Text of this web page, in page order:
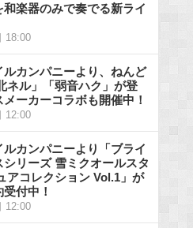
楽器のみで奏でる新ライ
18:00
ルカンパニーより、ねんど
ネル」「弱音ハク」が登
ーカーコラボも開催中！
12:00
ルカンパニーより「ブライ
シリーズ 雪ミクオールスタ
アコレクション Vol.1」が
付中！
12:00